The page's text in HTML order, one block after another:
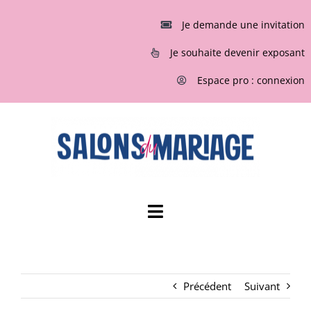
Je souhaite devenir exposant
Espace pro : connexion
Je demande une invitation
Toggle
Précédent Suivant